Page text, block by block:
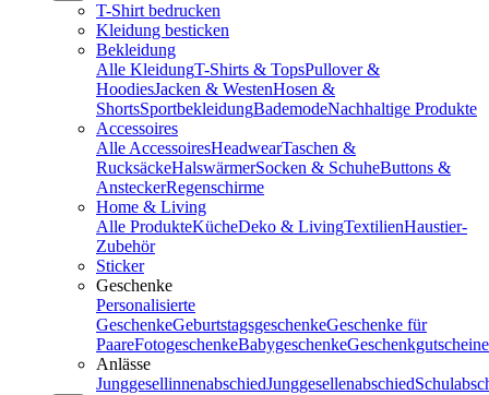
T-Shirt bedrucken
Kleidung besticken
Bekleidung
Alle KleidungT-Shirts & TopsPullover &
HoodiesJacken & WestenHosen &
ShortsSportbekleidungBademodeNachhaltige Produkte
Accessoires
Alle AccessoiresHeadwearTaschen &
RucksäckeHalswärmerSocken & SchuheButtons &
AnsteckerRegenschirme
Home & Living
Alle ProdukteKücheDeko & LivingTextilienHaustier-
Zubehör
Sticker
Geschenke
Personalisierte
GeschenkeGeburtstagsgeschenkeGeschenke für
PaareFotogeschenkeBabygeschenkeGeschenkgutscheine
Anlässe
JunggesellinnenabschiedJunggesellenabschied